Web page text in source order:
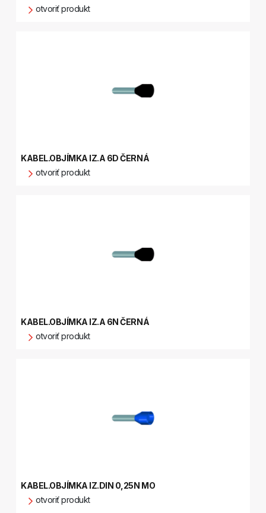
otvoriť produkt
KABEL.OBJÍMKA IZ.A 6D ČERNÁ
otvoriť produkt
KABEL.OBJÍMKA IZ.A 6N ČERNÁ
otvoriť produkt
KABEL.OBJÍMKA IZ.DIN 0,25N MO
otvoriť produkt